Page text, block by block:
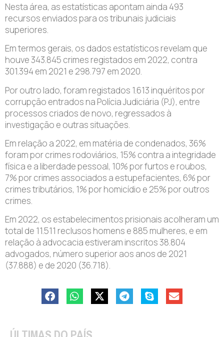
Nesta área, as estatísticas apontam ainda 493
recursos enviados para os tribunais judiciais
superiores.
Em termos gerais, os dados estatísticos revelam que
houve 343.845 crimes registados em 2022, contra
301.394 em 2021 e 298.797 em 2020.
Por outro lado, foram registados 1.613 inquéritos por
corrupção entrados na Polícia Judiciária (PJ), entre
processos criados de novo, regressados à
investigação e outras situações.
Em relação a 2022, em matéria de condenados, 36%
foram por crimes rodoviários, 15% contra a integridade
física e a liberdade pessoal, 10% por furtos e roubos,
7% por crimes associados a estupefacientes, 6% por
crimes tributários, 1% por homicídio e 25% por outros
crimes.
Em 2022, os estabelecimentos prisionais acolheram um
total de 11.511 reclusos homens e 885 mulheres, e em
relação à advocacia estiveram inscritos 38.804
advogados, número superior aos anos de 2021
(37.888) e de 2020 (36.718).